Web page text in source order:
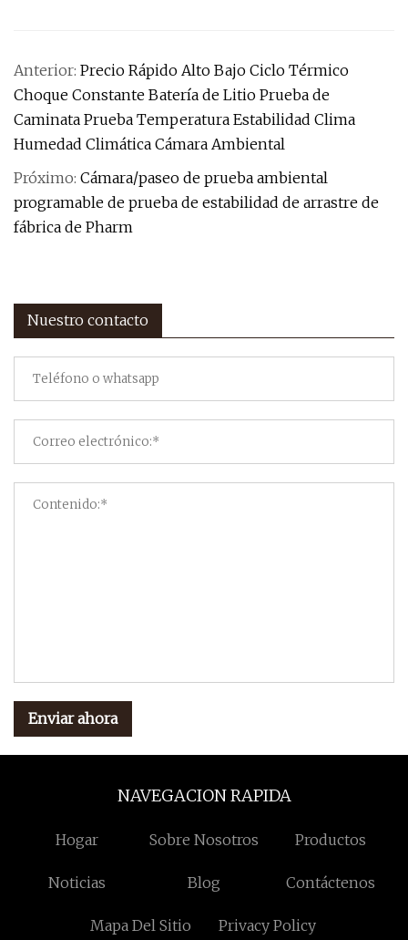
Anterior: Precio Rápido Alto Bajo Ciclo Térmico
Choque Constante Batería de Litio Prueba de
Caminata Prueba Temperatura Estabilidad Clima
Humedad Climática Cámara Ambiental
Próximo: Cámara/paseo de prueba ambiental
programable de prueba de estabilidad de arrastre de
fábrica de Pharm
Nuestro contacto
Enviar ahora
NAVEGACION RAPIDA
Hogar Sobre Nosotros Productos
Noticias Blog Contáctenos
Mapa Del Sitio Privacy Policy